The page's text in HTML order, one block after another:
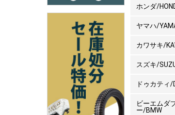
ホンダ/
ヤマハ/
カワサキ/
スズキ/
ドゥカティ/
ビーエムダ
ー/BMW